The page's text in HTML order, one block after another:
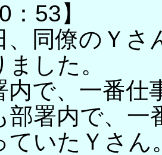
：53】
、同僚のＹさ
した。
内で、一番仕
部署内で、一
ていたＹさん